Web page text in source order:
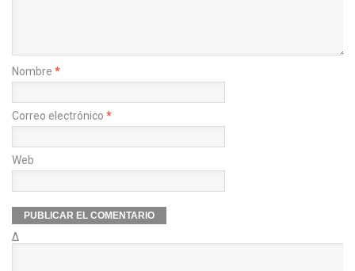
Nombre *
Correo electrónico *
Web
Δ